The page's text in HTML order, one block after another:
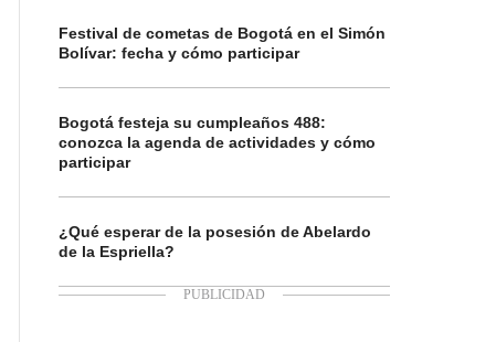
Festival de cometas de Bogotá en el Simón
Bolívar: fecha y cómo participar
Bogotá festeja su cumpleaños 488:
conozca la agenda de actividades y cómo
participar
¿Qué esperar de la posesión de Abelardo
de la Espriella?